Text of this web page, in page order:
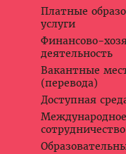
Платные
услуги
Финансово-
деятельность
Вакантные
(перевода)
Доступная
Международное
сотрудничество